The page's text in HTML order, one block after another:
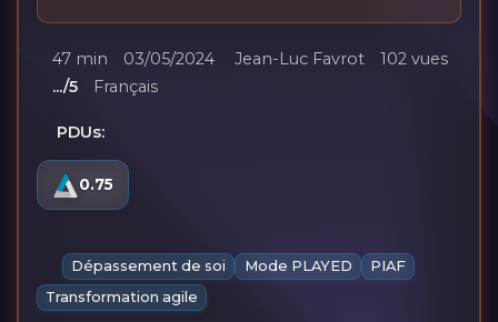
47 min 03/05/2024 Jean-Luc Favrot
102 vues
.../5
Français
PDUs:
0.75
Dépassement de soi Mode PLAYED
PIAF
Transformation agile